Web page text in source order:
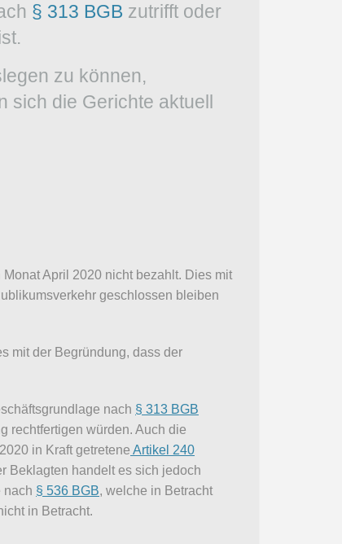
§ 313 BGB zutrifft oder
zu können,
sich die Gerichte aktuell
April 2020 nicht bezahlt. Dies mit
geschlossen bleiben
mit der Begründung, dass der
nach § 313 BGB
rechtfertigen würden. Auch die
in Kraft getretene Artikel 240
Beklagten handelt es sich jedoch
nach § 536 BGB, welche in Betracht
in Betracht.